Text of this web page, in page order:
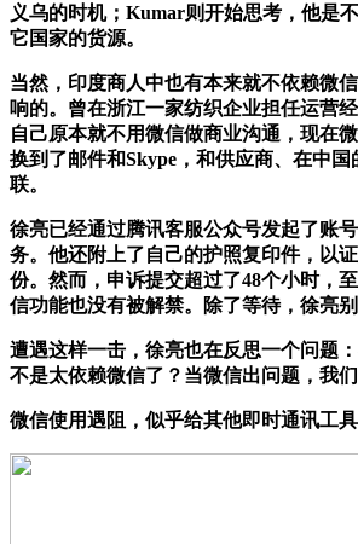
义乌的时机；Kumar则开始思考，他是
它国家的货源。
当然，印度商人中也有本来就不依赖微
响的。曾在浙江一家纺织企业担任运营
自己原本就不用微信做商业沟通，现在
换到了邮件和Skype，和供应商、在中
联。
徐亮已经通过腾讯客服公众号发起了账
务。他还附上了自己的护照复印件，以
份。然而，申诉提交超过了48个小时，
信功能也没有被解禁。除了等待，徐亮别
遭遇这样一击，徐亮也在反思一个问题
不是太依赖微信了？当微信出问题，我
微信使用遇阻，似乎给其他即时通讯工具